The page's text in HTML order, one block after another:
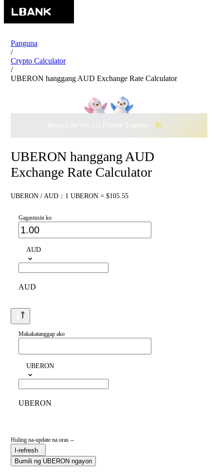
Panguna
/
Crypto Calculator
/
UBERON hanggang AUD Exchange Rate Calculator
Beyond the Ice, Go Further Together · $500,000
UBERON hanggang AUD
Exchange Rate Calculator
UBERON / AUD：1 UBERON = $105.55
Gagastusin ko
AUD
AUD
Makakatanggap ako
UBERON
UBERON
Huling na-update na oras --
I-refresh
Bumili ng UBERON ngayon